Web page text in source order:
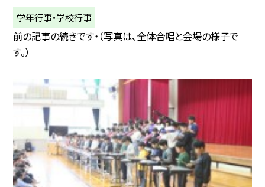
学年行事・学校行事
前の記事の続きです・（写真は、全体合唱と会場の様子で
す。）